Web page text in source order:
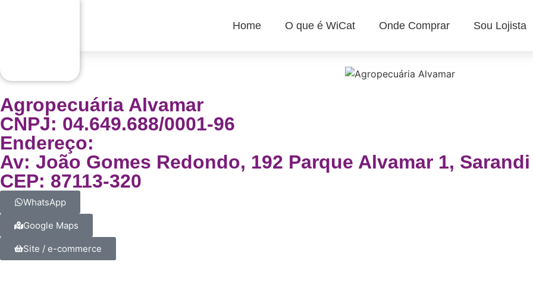
Home O que é WiCat Onde Comprar Sou Lojista
Agropecuária Alvamar
CNPJ: 04.649.688/0001-96
Endereço:
Av: João Gomes Redondo, 192 Parque Alvamar 1, Sarandi
CEP: 87113-320
WhatsApp
Google Maps
Site / e-commerce